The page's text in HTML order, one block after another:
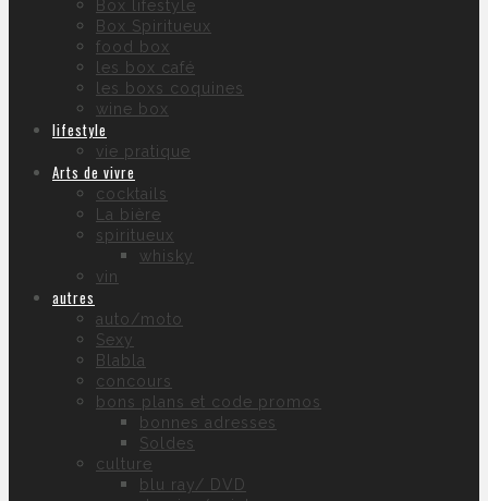
Box lifestyle
Box Spiritueux
food box
les box café
les boxs coquines
wine box
lifestyle
vie pratique
Arts de vivre
cocktails
La bière
spiritueux
whisky
vin
autres
auto/moto
Sexy
Blabla
concours
bons plans et code promos
bonnes adresses
Soldes
culture
blu ray/ DVD